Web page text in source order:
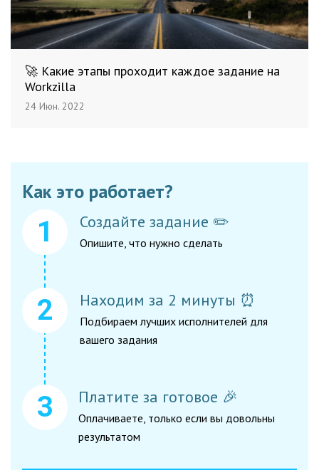
🚀 Какие этапы проходит каждое задание на
Workzilla
24 Июн. 2022
Как это работает?
Создайте задание ✏️
Опишите, что нужно сделать
Находим за 2 минуты ⏰
Подбираем лучших исполнителей для
вашего задания
Платите за готовое 🎉
Оплачиваете, только если вы довольны
результатом